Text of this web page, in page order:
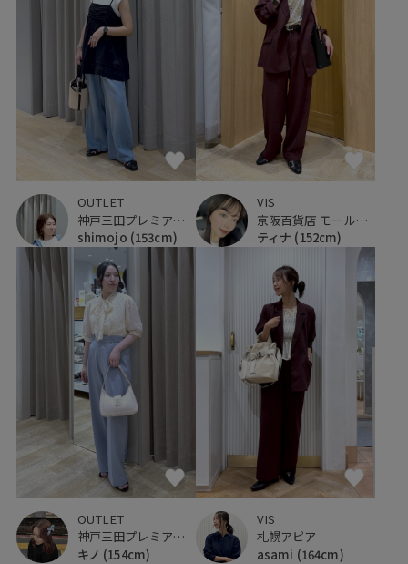
OUTLET
神戸三田プレミアム・アウトレット
shimojo (153cm)
VIS
京阪百貨店 モール京橋店
ティナ (152cm)
OUTLET
神戸三田プレミアム・アウトレット
キノ (154cm)
VIS
札幌アピア
asami (164cm)